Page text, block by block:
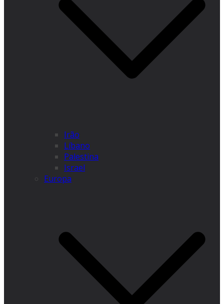
Irão
Líbano
Palestina
Israel
Europa